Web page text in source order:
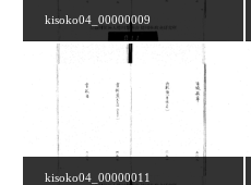
kisoko04_00000009
kisoko04_00000011